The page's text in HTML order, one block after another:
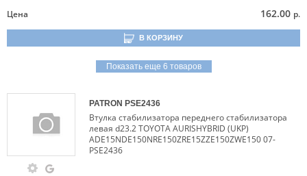
Цена
162.00 р.
В КОРЗИНУ
Показать еще 6 товаров
PATRON PSE2436
Втулка стабилизатора переднего стабилизатора
левая d23.2 TOYOTA AURISHYBRID (UKP)
ADE15NDE150NRE150ZRE15ZZE150ZWE150 07-
PSE2436